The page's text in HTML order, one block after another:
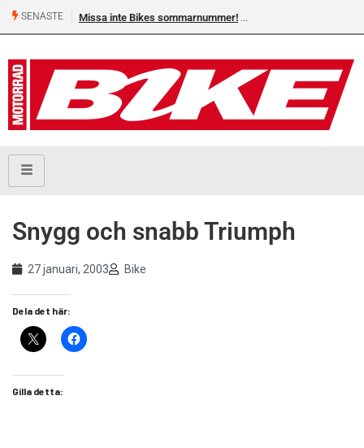
SENASTE Missa inte Bikes sommarnummer!
Snygg och snabb Triumph
27 januari, 2003 Bike
Dela det här:
Gilla detta: